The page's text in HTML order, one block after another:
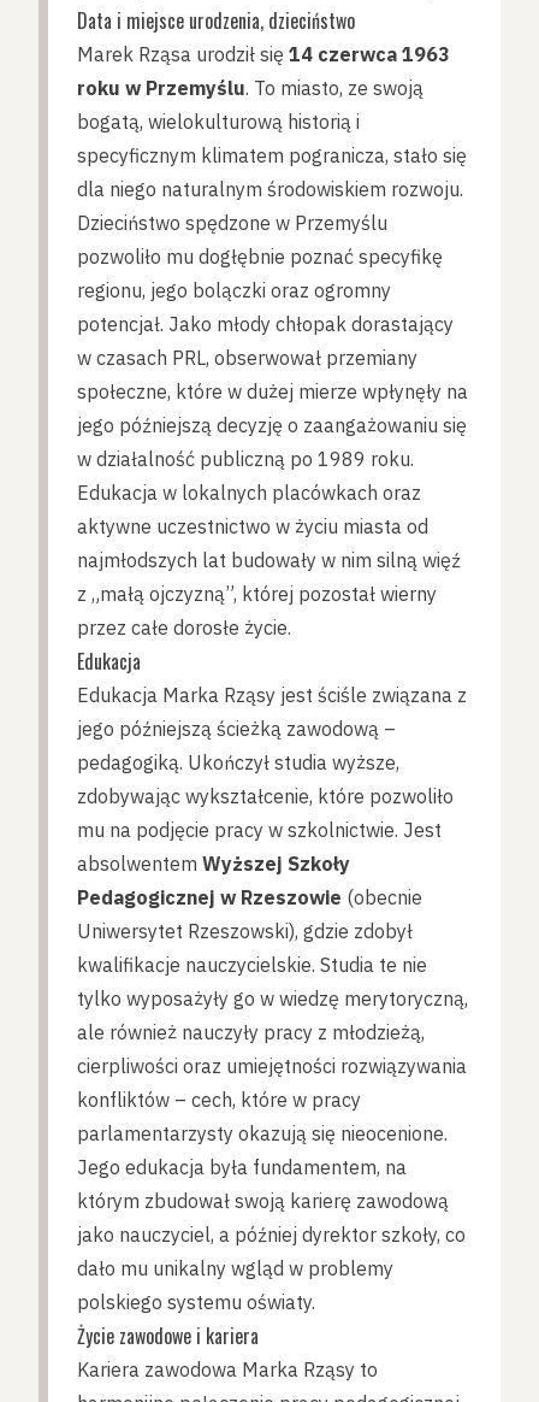
Data i miejsce urodzenia, dzieciństwo
Marek Rząsa urodził się 14 czerwca 1963
roku w Przemyślu. To miasto, ze swoją
bogatą, wielokulturową historią i
specyficznym klimatem pogranicza, stało się
dla niego naturalnym środowiskiem rozwoju.
Dzieciństwo spędzone w Przemyślu
pozwoliło mu dogłębnie poznać specyfikę
regionu, jego bolączki oraz ogromny
potencjał. Jako młody chłopak dorastający
w czasach PRL, obserwował przemiany
społeczne, które w dużej mierze wpłynęły na
jego późniejszą decyzję o zaangażowaniu się
w działalność publiczną po 1989 roku.
Edukacja w lokalnych placówkach oraz
aktywne uczestnictwo w życiu miasta od
najmłodszych lat budowały w nim silną więź
z „małą ojczyzną”, której pozostał wierny
przez całe dorosłe życie.
Edukacja
Edukacja Marka Rząsy jest ściśle związana z
jego późniejszą ścieżką zawodową –
pedagogiką. Ukończył studia wyższe,
zdobywając wykształcenie, które pozwoliło
mu na podjęcie pracy w szkolnictwie. Jest
absolwentem Wyższej Szkoły
Pedagogicznej w Rzeszowie (obecnie
Uniwersytet Rzeszowski), gdzie zdobył
kwalifikacje nauczycielskie. Studia te nie
tylko wyposażyły go w wiedzę merytoryczną,
ale również nauczyły pracy z młodzieżą,
cierpliwości oraz umiejętności rozwiązywania
konfliktów – cech, które w pracy
parlamentarzysty okazują się nieocenione.
Jego edukacja była fundamentem, na
którym zbudował swoją karierę zawodową
jako nauczyciel, a później dyrektor szkoły, co
dało mu unikalny wgląd w problemy
polskiego systemu oświaty.
Życie zawodowe i kariera
Kariera zawodowa Marka Rząsy to